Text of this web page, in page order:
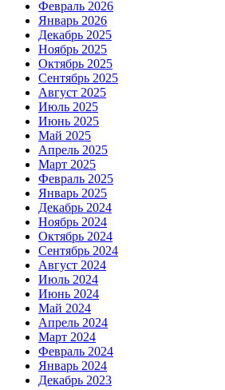
Февраль 2026
Январь 2026
Декабрь 2025
Ноябрь 2025
Октябрь 2025
Сентябрь 2025
Август 2025
Июль 2025
Июнь 2025
Май 2025
Апрель 2025
Март 2025
Февраль 2025
Январь 2025
Декабрь 2024
Ноябрь 2024
Октябрь 2024
Сентябрь 2024
Август 2024
Июль 2024
Июнь 2024
Май 2024
Апрель 2024
Март 2024
Февраль 2024
Январь 2024
Декабрь 2023